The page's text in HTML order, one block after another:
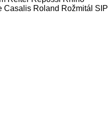
Casalis Roland Rožmitál SIP